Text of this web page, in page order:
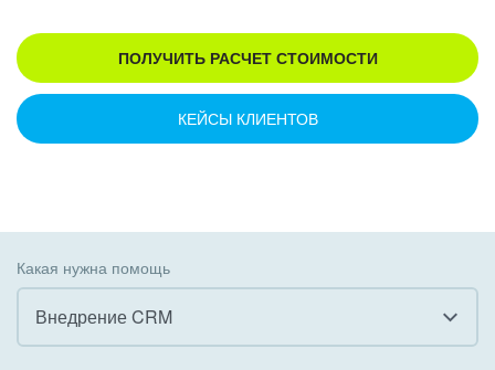
ПОЛУЧИТЬ РАСЧЕТ СТОИМОСТИ
КЕЙСЫ КЛИЕНТОВ
Какая нужна помощь
Внедрение CRM